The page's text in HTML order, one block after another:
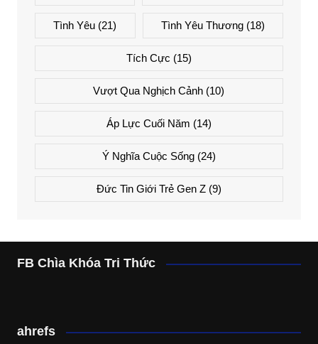
Tình Yêu (21) Tình Yêu Thương(18)
Tích Cực (15)
Vượt Qua Nghịch Cảnh (10)
Áp Lực Cuối Năm (14)
Ý Nghĩa Cuộc Sống(24)
Đức Tin Giới Trẻ Gen Z(9)
FB Chìa Khóa Tri Thức
ahrefs